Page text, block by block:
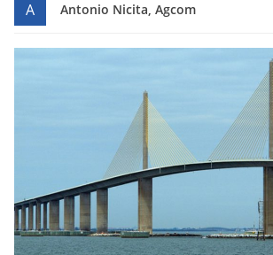
A Antonio Nicita, Agcom